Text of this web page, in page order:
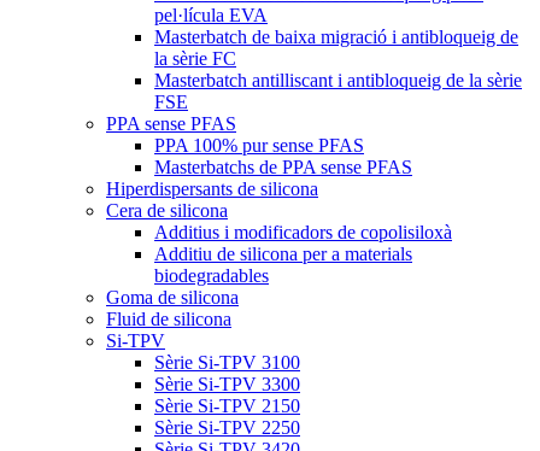
pel·lícula EVA
Masterbatch de baixa migració i antibloqueig de
la sèrie FC
Masterbatch antilliscant i antibloqueig de la sèrie
FSE
PPA sense PFAS
PPA 100% pur sense PFAS
Masterbatchs de PPA sense PFAS
Hiperdispersants de silicona
Cera de silicona
Additius i modificadors de copolisiloxà
Additiu de silicona per a materials
biodegradables
Goma de silicona
Fluid de silicona
Si-TPV
Sèrie Si-TPV 3100
Sèrie Si-TPV 3300
Sèrie Si-TPV 2150
Sèrie Si-TPV 2250